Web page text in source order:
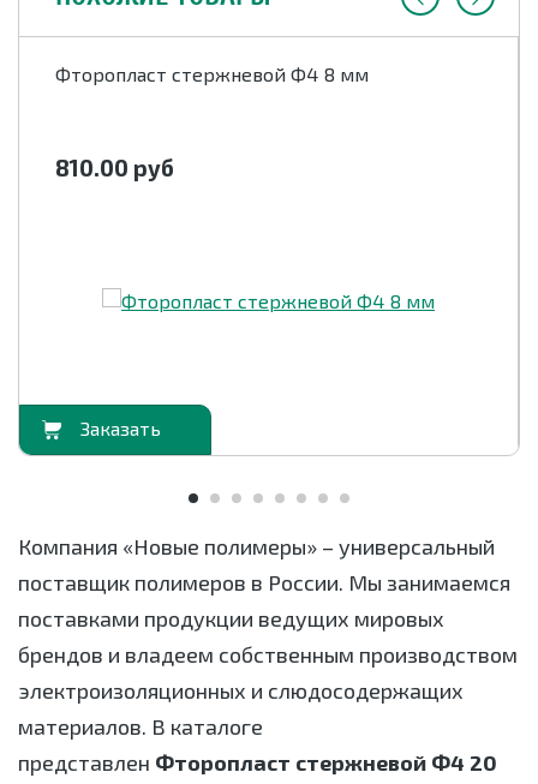
Фторопласт стержневой Ф4 8 мм
810.00 руб
Компания «Новые полимеры» – универсальный
поставщик полимеров в России. Мы занимаемся
поставками продукции ведущих мировых
брендов и владеем собственным производством
электроизоляционных и слюдосодержащих
материалов. В каталоге
представлен Фторопласт стержневой Ф4 20